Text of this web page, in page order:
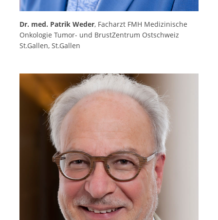
Dr. med. Patrik Weder, Facharzt FMH Medizinische
Onkologie Tumor- und BrustZentrum Ostschweiz
St.Gallen, St.Gallen